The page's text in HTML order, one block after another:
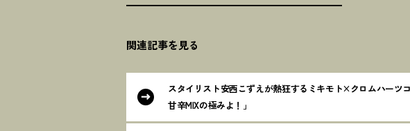
関連記事を見る
スタイリスト安西こずえが熱狂するミキモト×クロムハーツ
甘辛MIXの極みよ ！ 」